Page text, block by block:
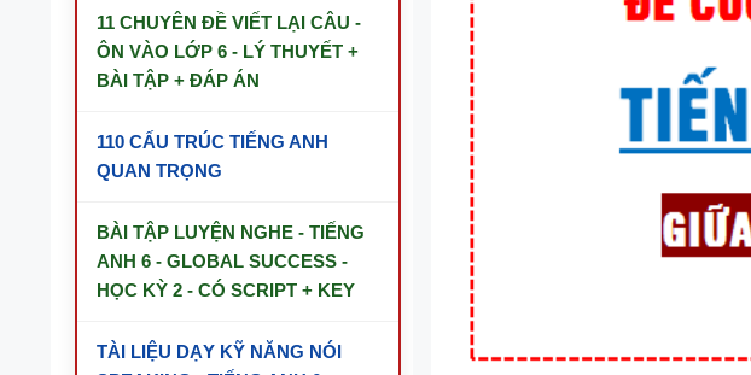
11 CHUYÊN ĐỀ VIẾT LẠI CÂU -
ÔN VÀO LỚP 6 - LÝ THUYẾT +
BÀI TẬP + ĐÁP ÁN
110 CẤU TRÚC TIẾNG ANH
QUAN TRỌNG
BÀI TẬP LUYỆN NGHE - TIẾNG
ANH 6 - GLOBAL SUCCESS -
HỌC KỲ 2 - CÓ SCRIPT + KEY
TÀI LIỆU DẠY KỸ NĂNG NÓI